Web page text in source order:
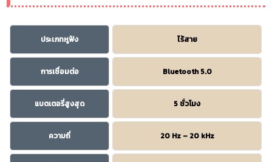
ประเภทหูฟัง ไร้สาย
การเชื่อมต่อ Bluetooth 5.0
แบตเตอรี่สูงสุด 5 ชั่วโมง
ความถี่ 20 Hz – 20 kHz